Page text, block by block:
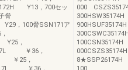
Y13，700セッ
脅
，100脅SSN171ア
Y25，
￥36，
L ￥25，
000